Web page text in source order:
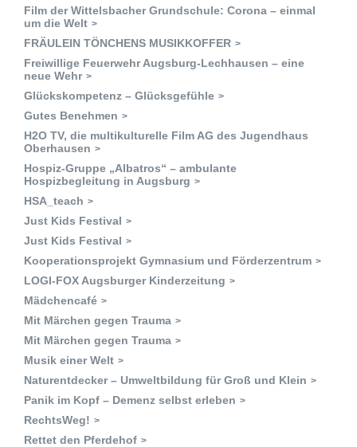
Film der Wittelsbacher Grundschule: Corona – einmal
um die Welt
FRÄULEIN TÖNCHENS MUSIKKOFFER
Freiwillige Feuerwehr Augsburg-Lechhausen – eine
neue Wehr
Glückskompetenz – Glücksgefühle
Gutes Benehmen
H2O TV, die multikulturelle Film AG des Jugendhaus
Oberhausen
Hospiz-Gruppe „Albatros“ – ambulante
Hospizbegleitung in Augsburg
HSA_teach
Just Kids Festival
Just Kids Festival
Kooperationsprojekt Gymnasium und Förderzentrum
LOGI-FOX Augsburger Kinderzeitung
Mädchencafé
Mit Märchen gegen Trauma
Mit Märchen gegen Trauma
Musik einer Welt
Naturentdecker – Umweltbildung für Groß und Klein
Panik im Kopf – Demenz selbst erleben
RechtsWeg!
Rettet den Pferdehof